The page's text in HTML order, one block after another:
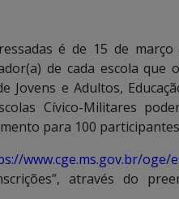
é de 15 de
de cada escola que
Jovens e Adultos,
Cívico-Militares
para 100
www.cge.ms.gov.br/oge/
através do